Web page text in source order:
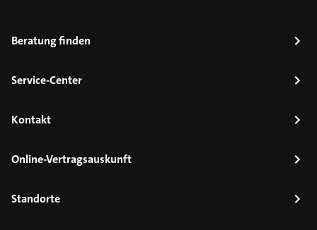
Beratung finden
Service-Center
Kontakt
Online-Vertragsauskunft
Standorte